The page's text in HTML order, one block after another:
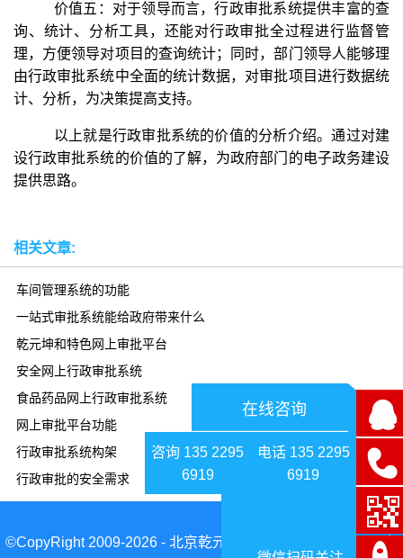
价值五：对于领导而言，行政审批系统提供丰富的查
询、统计、分析工具，还能对行政审批全过程进行监督管
理，方便领导对项目的查询统计；同时，部门领导人能够理
由行政审批系统中全面的统计数据，对审批项目进行数据统
计、分析，为决策提高支持。
以上就是行政审批系统的价值的分析介绍。通过对建
设行政审批系统的价值的了解，为政府部门的电子政务建设
提供思路。
相关文章:
车间管理系统的功能
一站式审批系统能给政府带来什么
乾元坤和特色网上审批平台
安全网上行政审批系统
食品药品网上行政审批系统
网上审批平台功能
行政审批系统构架
行政审批的安全需求
在线咨询
咨询 135 2295
6919
电话 135 2295
6919
©CopyRight 2009-2026 - 北京乾元坤和科技有限公司|京ICP备